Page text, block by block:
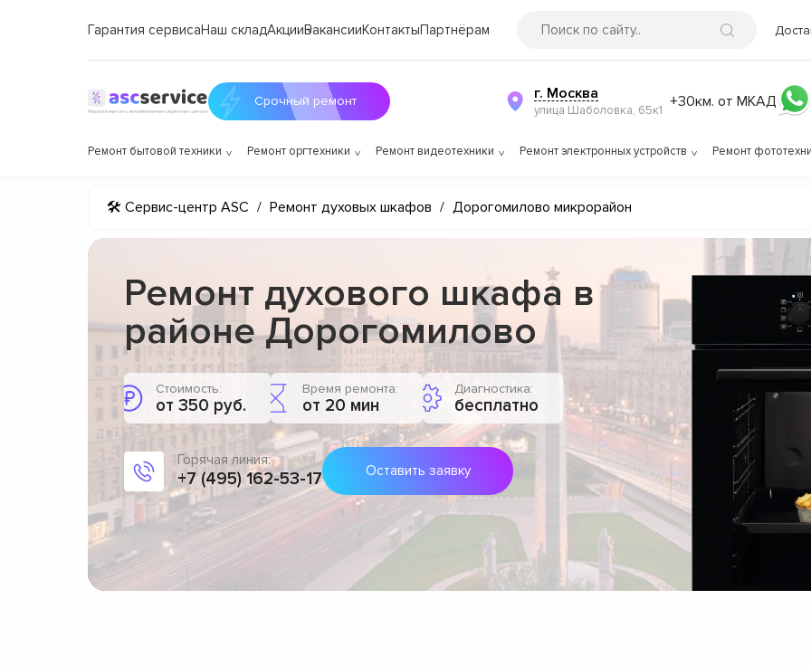
Гарантия сервисаНаш складАкцииВакансииКонтактыПартнёрам
Срочный ремонт г. Москва
улица Шаболовка, 65к1 +30км. от МКАД
Ремонт бытовой техники Ремонт оргтехники Ремонт видеотехники Ремонт электронных устройств Ремонт
🛠 Сервис-центр ASC / Ремонт духовых шкафов / Дорогомилово микрорайон
Ремонт духового шкафа в
районе Дорогомилово
Стоимость:
от 350 руб.
Время ремонта:
от 20 мин
Диагностика:
бесплатно
Горячая линия:
+7 (495) 162-53-17 Оставить заявку